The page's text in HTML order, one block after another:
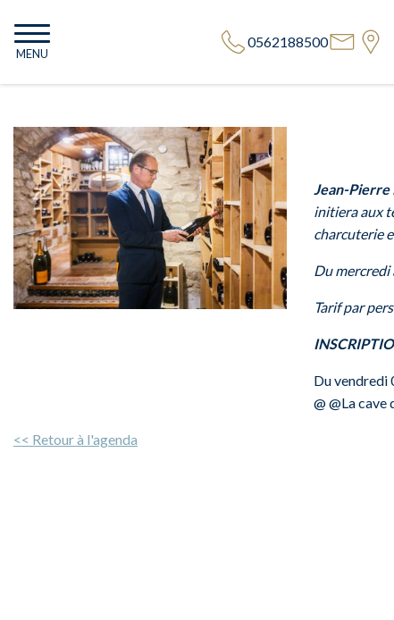
MENU
0562188500
Jean-Pierre
initiera aux
charcuterie
Du mercredi
Tarif par
Duvendredi
@ @La
<< Retour à l'agenda